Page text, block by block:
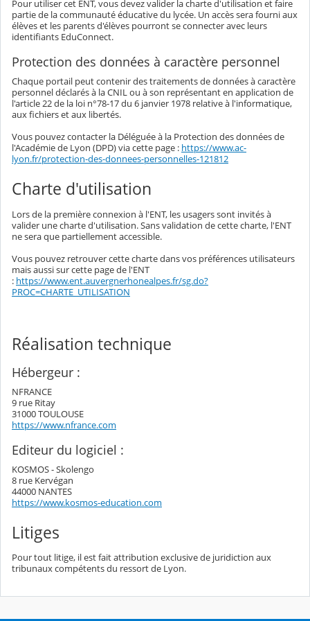
Pour utiliser cet ENT, vous devez valider la charte d'utilisation et faire
partie de la communauté éducative du lycée. Un accès sera fourni aux
élèves et les parents d'élèves pourront se connecter avec leurs
identifiants EduConnect.
Protection des données à caractère personnel
Chaque portail peut contenir des traitements de données à caractère
personnel déclarés à la CNIL ou à son représentant en application de
l'article 22 de la loi n°78-17 du 6 janvier 1978 relative à l'informatique,
aux fichiers et aux libertés.
Vous pouvez contacter la Déléguée à la Protection des données de
l'Académie de Lyon (DPD) via cette page : https://www.ac-
lyon.fr/protection-des-donnees-personnelles-121812
Charte d'utilisation
Lors de la première connexion à l'ENT, les usagers sont invités à
valider une charte d'utilisation. Sans validation de cette charte, l'ENT
ne sera que partiellement accessible.
Vous pouvez retrouver cette charte dans vos préférences utilisateurs
mais aussi sur cette page de l'ENT
: https://www.ent.auvergnerhonealpes.fr/sg.do?
PROC=CHARTE_UTILISATION
Réalisation technique
Hébergeur :
NFRANCE
9 rue Ritay
31000 TOULOUSE
https://www.nfrance.com
Editeur du logiciel :
KOSMOS - Skolengo
8 rue Kervégan
44000 NANTES
https://www.kosmos-education.com
Litiges
Pour tout litige, il est fait attribution exclusive de juridiction aux
tribunaux compétents du ressort de Lyon.